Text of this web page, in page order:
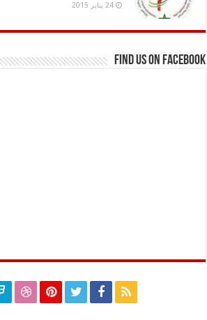
24 يناير 2015
Find us on Facebook